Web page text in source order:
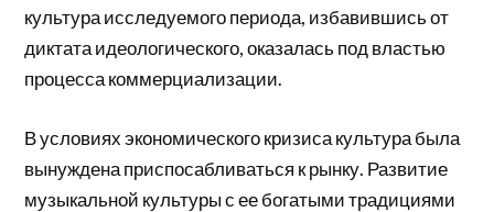
культура исследуемого периода, избавившись от
диктата идеологического, оказалась под властью
процесса коммерциализации.
В условиях экономического кризиса культура была
вынуждена приспосабливаться к рынку. Развитие
музыкальной культуры с ее богатыми традициями